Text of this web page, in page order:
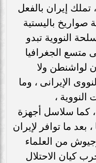
إيران بالفعل
صواريخ باليستية
النووية تبدو
متسع الجغرافيا
لواشنطن ولا
الإيرانى ، وما
،
، كما سلاسل أجهزة
بعد ما توافر لإيران
من العلماء
كيان الاحتلال